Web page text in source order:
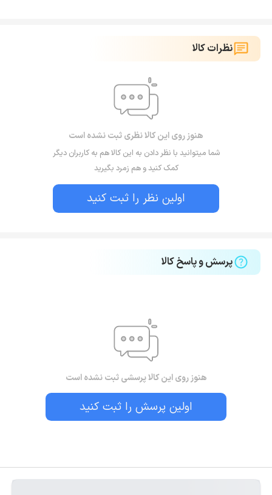
نظرات کالا
هنوز روی این کالا نظری ثبت نشده است
شما میتوانید با نظر دادن به این کالا هم به کاربران دیگر
کمک کنید و هم زمرد بگیرید
اولین نظر را ثبت کنید
پرسش و پاسخ کالا
هنوز روی این کالا پرسشی ثبت نشده است
اولین پرسش را ثبت کنید